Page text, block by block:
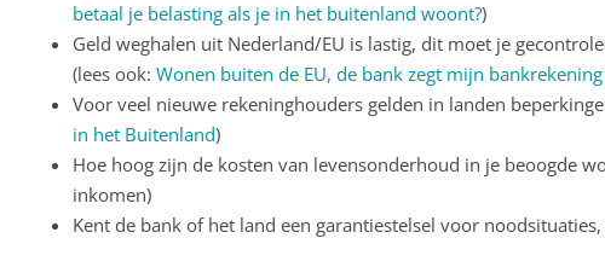
betaal je belasting als je in het buitenland woont?)
Geld weghalen uit Nederland/EU is lastig, dit moet je
(lees ook: Wonen buiten de EU, de bank zegt mijn
Voor veel nieuwe rekeninghouders gelden in landen
in het Buitenland)
Hoe hoog zijn de kosten van levensonderhoud in je beoogde
inkomen)
Kent de bank of het land een garantiestelsel voor